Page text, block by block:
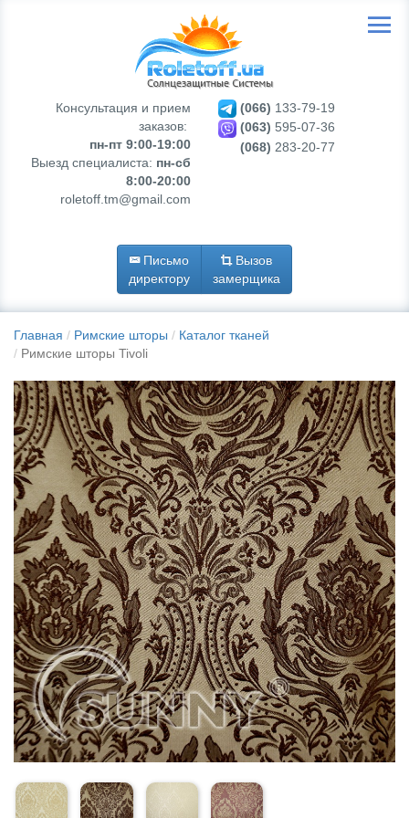
Консультация и прием
заказов:
пн-пт 9:00-19:00
Выезд специалиста: пн-сб
8:00-20:00
roletoff.tm@gmail.com
(066) 133-79-19
(063) 595-07-36
(068) 283-20-77
Письмо
директору
Вызов
замерщика
Главная Римские шторы
Каталог тканей
Римские шторы Tivoli